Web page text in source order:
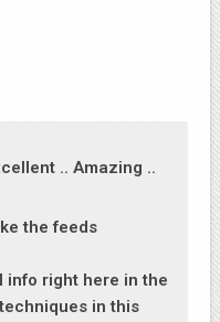
.. Amazing ..
the feeds
info right here in the
in this